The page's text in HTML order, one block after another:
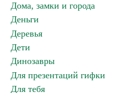
Дома, замки и города
Деньги
Деревья
Дети
Динозавры
Для презентаций гифки
Для тебя